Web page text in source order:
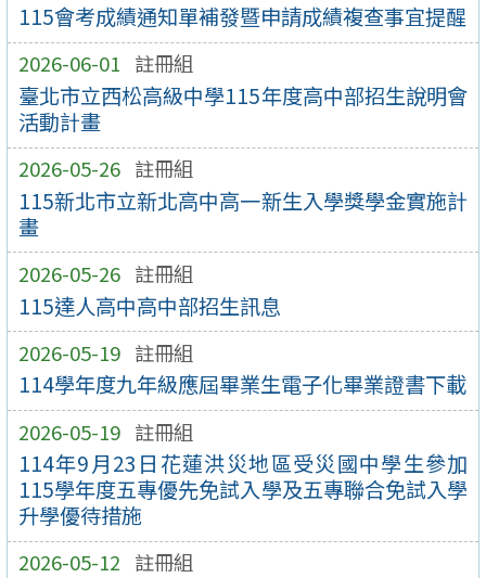
115會考成績通知單補發暨申請成績複查事宜提醒
2026-06-01 註冊組
臺北市立西松高級中學115年度高中部招生說明會
活動計畫
2026-05-26 註冊組
115新北市立新北高中高一新生入學獎學金實施計
畫
2026-05-26 註冊組
115達人高中高中部招生訊息
2026-05-19 註冊組
114學年度九年級應屆畢業生電子化畢業證書下載
2026-05-19 註冊組
114年9月23日花蓮洪災地區受災國中學生參加
115學年度五專優先免試入學及五專聯合免試入學
升學優待措施
2026-05-12 註冊組